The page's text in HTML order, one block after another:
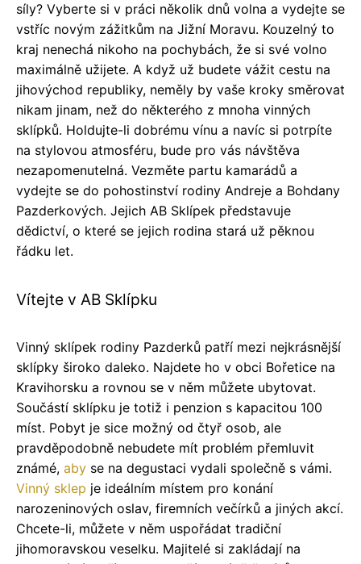
síly? Vyberte si v práci několik dnů volna a vydejte se
vstříc novým zážitkům na Jižní Moravu. Kouzelný to
kraj nenechá nikoho na pochybách, že si své volno
maximálně užijete. A když už budete vážit cestu na
jihovýchod republiky, neměly by vaše kroky směrovat
nikam jinam, než do některého z mnoha vinných
sklípků. Holdujte-li dobrému vínu a navíc si potrpíte
na stylovou atmosféru, bude pro vás návštěva
nezapomenutelná. Vezměte partu kamarádů a
vydejte se do pohostinství rodiny Andreje a Bohdany
Pazderkových. Jejich AB Sklípek představuje
dědictví, o které se jejich rodina stará už pěknou
řádku let.
Vítejte v AB Sklípku
Vinný sklípek rodiny Pazderků patří mezi nejkrásnější
sklípky široko daleko. Najdete ho v obci Bořetice na
Kravihorsku a rovnou se v něm můžete ubytovat.
Součástí sklípku je totiž i penzion s kapacitou 100
míst. Pobyt je sice možný od čtyř osob, ale
pravděpodobně nebudete mít problém přemluvit
známé, aby se na degustaci vydali společně s vámi.
Vinný sklep je ideálním místem pro konání
narozeninových oslav, firemních večírků a jiných akcí.
Chcete-li, můžete v něm uspořádat tradiční
jihomoravskou veselku. Majitelé si zakládají na